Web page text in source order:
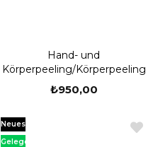
Hand- und
Körperpeeling/Körperpeeling
₺950,00
Neues
Produkt
Gelegenheit